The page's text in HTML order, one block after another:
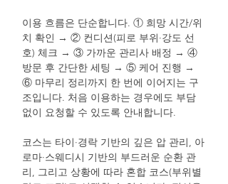
이용 흐름은 단순합니다. ① 희망 시간/위
치 확인 → ② 컨디션(피로 부위·강도 선
호) 체크 → ③ 가까운 관리사 배정 → ④
방문 후 간단한 세팅 → ⑤ 케어 진행 →
⑥ 마무리 정리까지 한 번에 이어지는 구
조입니다. 처음 이용하는 경우에도 부담
없이 요청할 수 있도록 안내합니다.
코스는 타이·경락 기반의 깊은 압 관리, 아
로마·스웨디시 기반의 부드러운 순환 관
리, 그리고 상황에 따라 혼합 코스(부위별